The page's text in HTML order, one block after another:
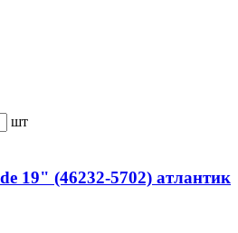
шт
19" (46232-5702) атлантик